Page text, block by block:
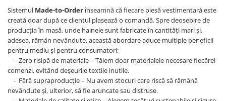
Sistemul Made-to-Orderînseamnă că fiecare piesă vestimentară este
creată doar după ce clientul plasează o comandă. Spre deosebire de
producția în masă, unde hainele sunt fabricate în cantități mari și,
adesea, rămân nevândute, această abordare aduce multiple beneficii
pentru mediu și pentru consumatori:
- Zero risipă de materiale – Tăiem doar materialele necesare fiecărei
comenzi, evitând deșeurile textile inutile.
- Fără supraproducție – Nu avem stocuri care riscă să rămână
nevândute și, ulterior, să fie aruncate sau distruse.